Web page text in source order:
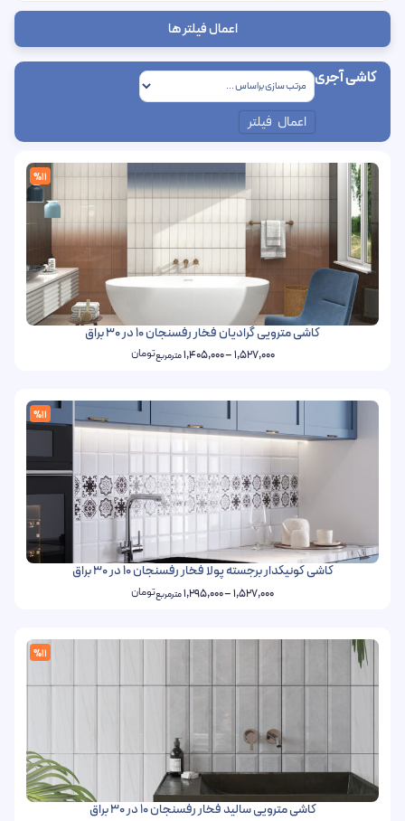
اعمال فیلتر ها
کاشی آجری
اعمال فیلتر
%11
کاشی مترویی گرادیان فخار رفسنجان 10 در 30 براق
1,527,000
–
1,405,000مترمربعتومان
%11
کاشی کونیکدار برجسته پولا فخار رفسنجان 10 در 30 براق
1,527,000
–
1,295,000مترمربعتومان
%11
کاشی مترویی سالید فخار رفسنجان 10 در 30 براق